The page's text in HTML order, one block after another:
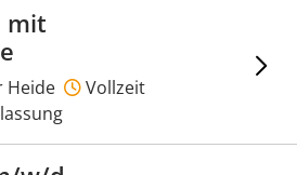
mit
Heide
Vollzeit